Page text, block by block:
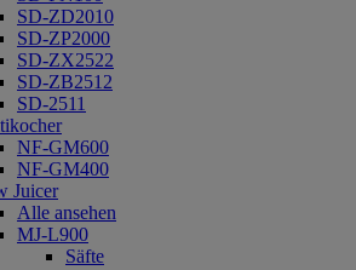
SD-ZD2010
SD-ZP2000
SD-ZX2522
SD-ZB2512
SD-2511
NF-GM600
NF-GM400
Juicer
Alle ansehen
MJ-L900
Säfte